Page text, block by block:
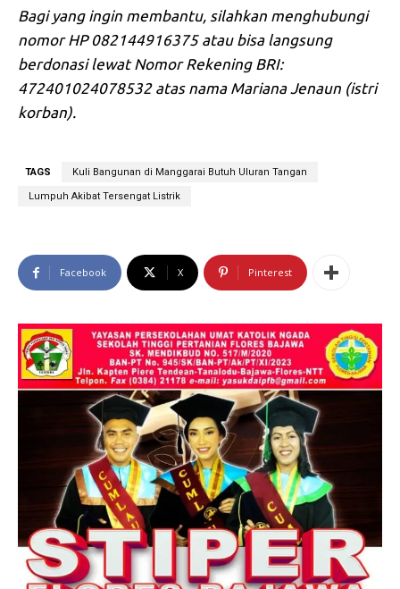
Bagi yang ingin membantu, silahkan menghubungi
nomor HP 082144916375 atau bisa langsung
berdonasi lewat Nomor Rekening BRI:
472401024078532 atas nama Mariana Jenaun (istri
korban).
TAGS Kuli Bangunan di Manggarai Butuh Uluran Tangan
Lumpuh Akibat Tersengat Listrik
Facebook X Pinterest